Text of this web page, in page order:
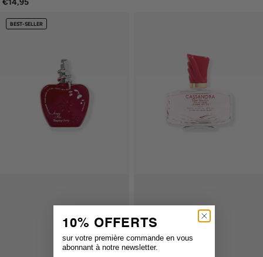
€14,95
BEST-SELLER
10% OFFERTS
sur votre première commande en vous
abonnant à notre newsletter.